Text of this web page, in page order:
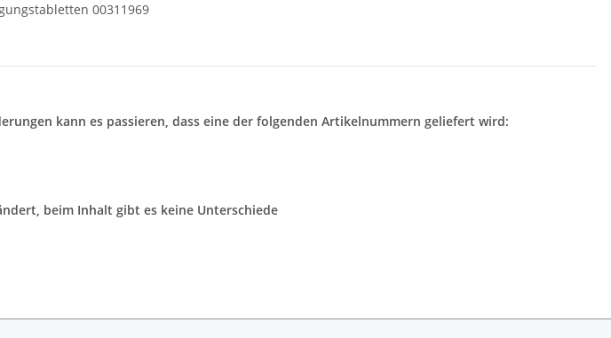
00311969
kann es passieren, dass eine der folgenden Artikelnummern geliefert wird:
beim Inhalt gibt es keine Unterschiede